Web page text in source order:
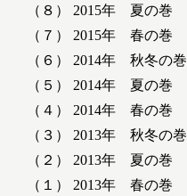
（８） 2015年 夏の巻
（７） 2015年 春の巻
（６） 2014年 秋冬の巻
（５） 2014年 夏の巻
（４） 2014年 春の巻
（３） 2013年 秋冬の巻
（２） 2013年 夏の巻
（１） 2013年 春の巻